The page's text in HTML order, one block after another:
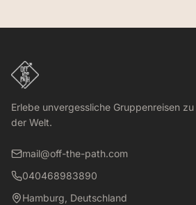
Erlebe unvergessliche Gruppenreisen
der Welt.
mail@off-the-path.com
040468983890
Hamburg, Deutschland